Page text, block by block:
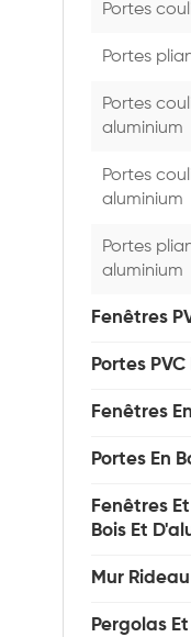
Portes
Portes
Portes
aluminium
Portes
aluminium
Portes
aluminium
Fenêtres
Portes PVC
Fenêtres
Portes En
Fenêtres
Bois Et
Mur
Pergolas